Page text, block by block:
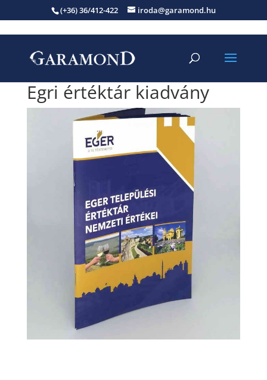
(+36) 36/412-422 iroda@garamond.hu
Egri értéktár kiadvány